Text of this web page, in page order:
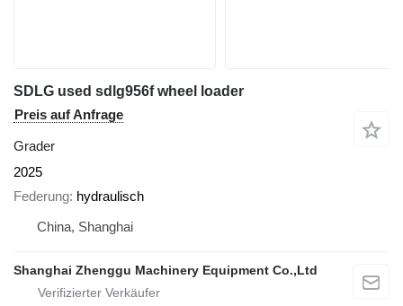
SDLG used sdlg956f wheel loader
Preis auf Anfrage
Grader
2025
Federung hydraulisch
China, Shanghai
Shanghai Zhenggu Machinery Equipment Co.,Ltd